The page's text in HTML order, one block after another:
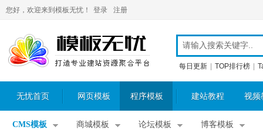
您好，欢迎来到模板无忧！ 登录 注册
每日更新 TOP排行榜
无忧首页 网页模板 程序模板 建站教程 视频
CMS模板 商城模板 论坛模板 博客模板